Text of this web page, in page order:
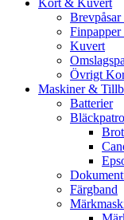
Kort & Kuvert
Kuvert
Övrigt
Maskiner &
Batterier
Färgband